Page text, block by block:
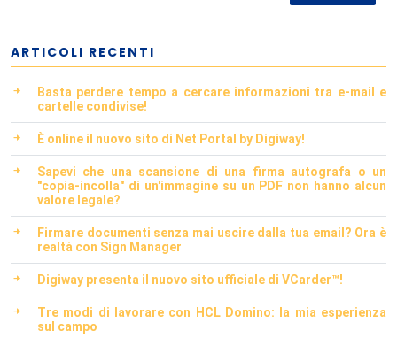
ARTICOLI RECENTI
Basta perdere tempo a cercare informazioni tra e-mail e
cartelle condivise!
È online il nuovo sito di Net Portal by Digiway!
Sapevi che una scansione di una firma autografa o un
"copia-incolla" di un'immagine su un PDF non hanno alcun
valore legale?
Firmare documenti senza mai uscire dalla tua email? Ora è
realtà con Sign Manager
Digiway presenta il nuovo sito ufficiale di VCarder™!
Tre modi di lavorare con HCL Domino: la mia esperienza
sul campo